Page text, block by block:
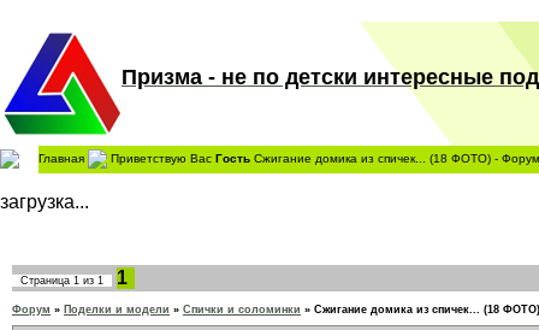
Призма - не по детски интересные
Главная Приветствую Вас Гость Сжигание домика из спичек... (18 ФОТО) - Форум
загрузка...
Страница 1 из 1 1
Форум » Поделки и модели » Спички и соломинки » Сжигание домика из спичек... (18 ФОТО)